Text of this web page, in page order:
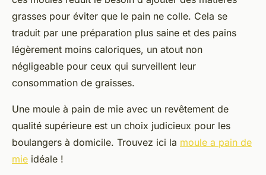
grasses pour éviter que le pain ne colle. Cela se
traduit par une préparation plus saine et des pains
légèrement moins caloriques, un atout non
négligeable pour ceux qui surveillent leur
consommation de graisses.
Une moule à pain de mie avec un revêtement de
qualité supérieure est un choix judicieux pour les
boulangers à domicile. Trouvez ici la moule a pain de
mie idéale !